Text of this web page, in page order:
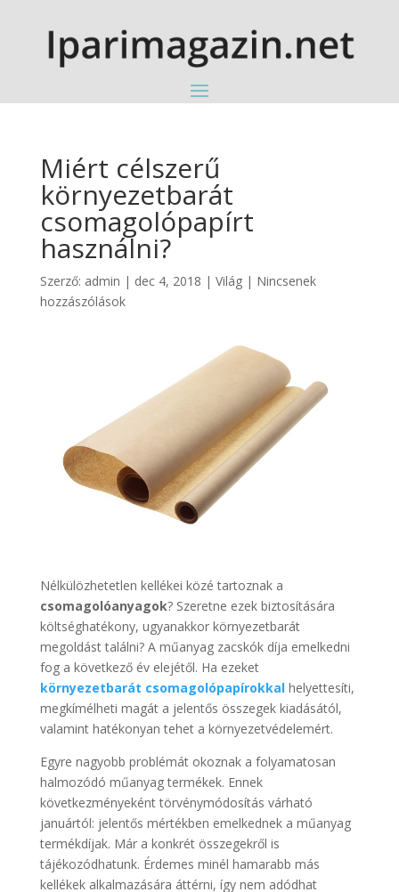
Miért célszerű
környezetbarát
csomagolópapírt
használni?
Szerző: admin | dec 4, 2018 | Világ| Nincsenek
hozzászólások
Nélkülözhetetlen kellékei közé tartoznak a
csomagolóanyagok? Szeretne ezek biztosítására
költséghatékony, ugyanakkor környezetbarát
megoldást találni? A műanyag zacskók díja emelkedni
fog a következő év elejétől. Ha ezeket
környezetbarát csomagolópapírokkal helyettesíti,
megkímélheti magát a jelentős összegek kiadásától,
valamint hatékonyan tehet a környezetvédelemért.
Egyre nagyobb problémát okoznak a folyamatosan
halmozódó műanyag termékek. Ennek
következményeként törvénymódosítás várható
januártól: jelentős mértékben emelkednek a műanyag
termékdíjak. Már a konkrét összegekről is
tájékozódhatunk. Érdemes minél hamarabb más
kellékek alkalmazására áttérni, így nem adódhat